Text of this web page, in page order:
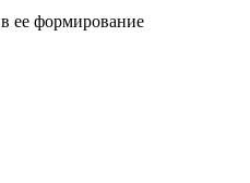
ее формирование